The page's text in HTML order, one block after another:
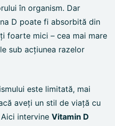
în organism. Dar
D poate fi absorbită din
foarte mici – cea mai mare
sub acțiunea razelor
este limitată, mai
aveți un stil de viață cu
intervine Vitamin D